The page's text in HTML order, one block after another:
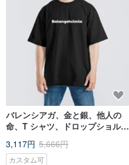
バレンシアガ、金と銀、他人の
命、T シャツ、ドロップショルダ
ンコットン T シャツ、黒 T
3,117円 5,666円
カスタム可